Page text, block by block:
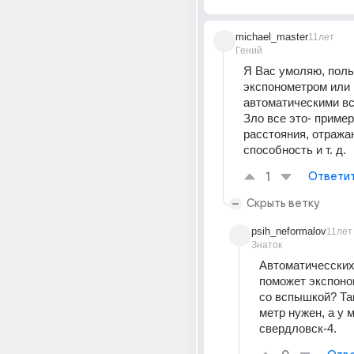
michael_master
Гений
11лет
Я Вас умоляю,
экспонометром или
автоматическими
Зло все это-
расстояния,
способность и т. д.
1
Скрыть ветку
psih_neformalov
Знаток
11лет
поможет
со вспышкой?
метр нужен, а у
свердловск-4.